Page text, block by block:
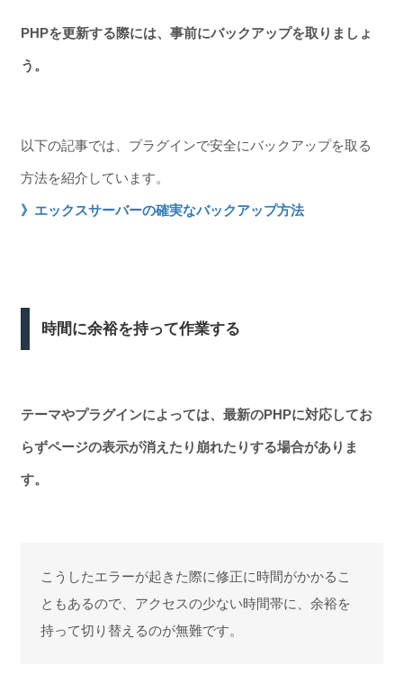
PHPを更新する際には、事前にバックアップを取りましょ
う。
以下の記事では、プラグインで安全にバックアップを取る
方法を紹介しています。
》エックスサーバーの確実なバックアップ方法
時間に余裕を持って作業する
テーマやプラグインによっては、最新のPHPに対応してお
らずページの表示が消えたり崩れたりする場合がありま
す。
こうしたエラーが起きた際に修正に時間がかかるこ
ともあるので、アクセスの少ない時間帯に、余裕を
持って切り替えるのが無難です。